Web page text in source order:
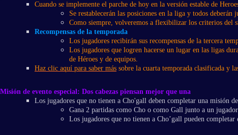
Cuando se implemente el parche de hoy en la versión estable de
Se restablecerán las posiciones en la liga y todos
Como siempre, volveremos a flexibilizar los criterios del
Recompensas de la temporada
Los jugadores recibirán sus recompensas de la tercera
Los jugadores que logren hacerse un lugar en las ligas
de Héroes y de equipos.
Haz clic aquí para saber más sobre la cuarta temporada clasificada y
Misión de evento especial: Dos cabezas piensan mejor que una
Los jugadores que no tienen a Cho'gall deben completar una misión
Gana 2 partidas como Cho o como Gall junto a un
Los jugadores que no tienen a Cho’gall pueden